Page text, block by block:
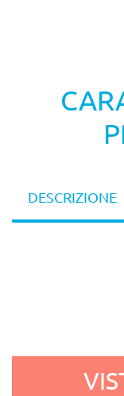
DESCRIZIONE